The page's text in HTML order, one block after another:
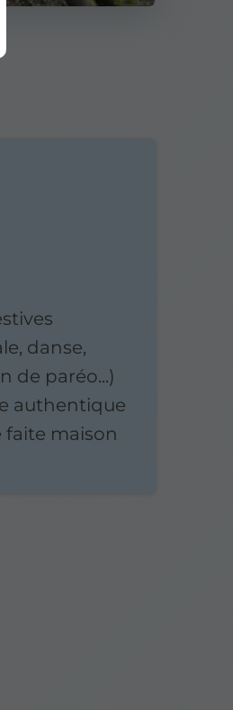
danse,
de paréo...)
authentique
faite maison